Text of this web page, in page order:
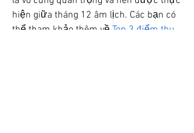
hiện giữa tháng 12 âm lịch. Các bạn có
thể tham khảo thêm về Top 3 điểm thu